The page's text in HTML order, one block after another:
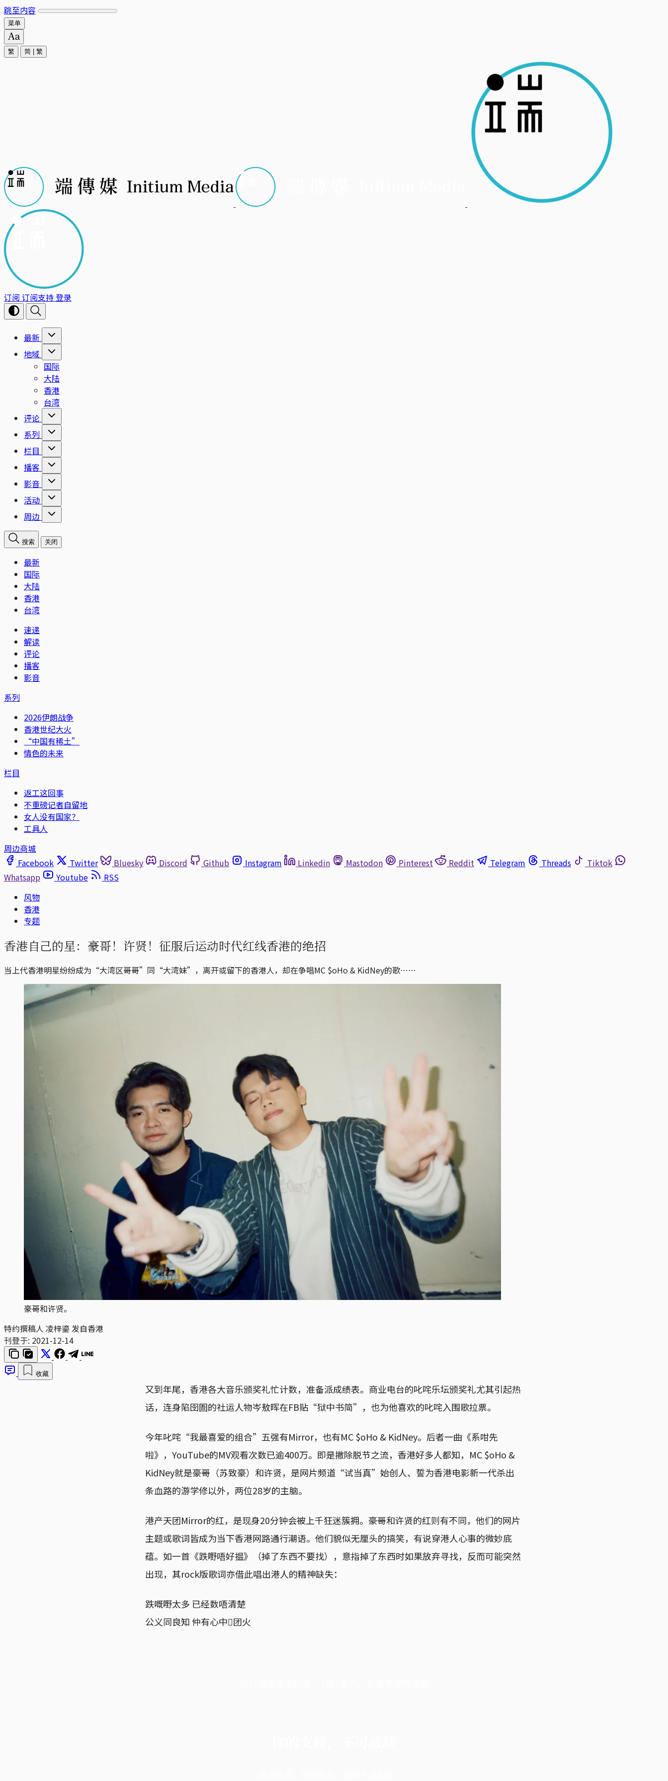
跳至内容
菜单
繁 简 繁
订阅 订阅支持登录
最新
地域
国际
大陆
香港
台湾
评论
系列
栏目
播客
影音
活动
周边
搜索 关闭
最新
国际
大陆
香港
台湾
速递
解读
评论
播客
影音
系列
2026伊朗战争
香港世纪大火
“中国有稀土”
情色的未来
栏目
返工这回事
不重磅记者自留地
女人没有国家？
工具人
周边商城
Facebook
Twitter Bluesky Discord Github Instagram Linkedin Mastodon Pinterest Reddit Telegram Threads
Tiktok
Whatsapp
Youtube
RSS
风物
香港
专题
香港自己的星：豪哥！许贤！征服后运动时代红线香港的绝招
当上代香港明星纷纷成为“大湾区哥哥”同“大湾妹”，离开或留下的香港人，却在争唱MC $oHo & KidNey的歌⋯⋯
豪哥和许贤。
特约撰稿人 凌梓鎏 发自香港
刊登于: 2021-12-14
收藏
又到年尾，香港各大音乐颁奖礼忙计数，准备派成绩表。商业电台的叱咤乐坛颁奖礼尤其引起热
话，连身陷囹圄的社运人物岑敖晖在FB贴“狱中书简”，也为他喜欢的叱咤入围歌拉票。
今年叱咤“我最喜爱的组合”五强有Mirror，也有MC $oHo & KidNey。后者一曲《系咁先
啦》，YouTube的MV观看次数已逾400万。即是撇除脱节之流，香港好多人都知，MC $oHo &
KidNey就是豪哥（苏致豪）和许贤，是网片频道“试当真”始创人、誓为香港电影新一代杀出
条血路的游学修以外，两位28岁的主脑。
港产天团Mirror的红，是现身20分钟会被上千狂迷簇拥。豪哥和许贤的红则有不同，他们的网片
主题或歌词皆成为当下香港网路通行潮语。他们貌似无厘头的搞笑，有说穿港人心事的微妙底
蕴。如一首《跌嘢唔好揾》（掉了东西不要找），意指掉了东西时如果放弃寻找，反而可能突然
出现，其rock版歌词亦借此唱出港人的精神缺失：
跌嘅嘢太多 已经数唔清楚
公义同良知 仲有心中𠮶团火